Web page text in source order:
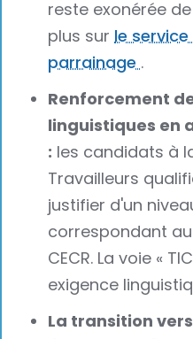
reste exonérée
plus sur le
parrainage .
Renforcement
linguistiques en
: les candidats à
Travailleurs
justifier d'un
correspondant au
CECR. La voie «
exigence
La transition